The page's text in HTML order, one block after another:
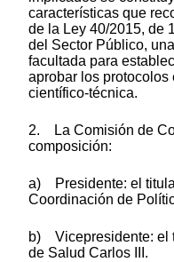
características que
de la Ley 40/2015, de
del Sector Público,
facultada para
aprobar los
científico-técnica.
2. La Comisión de
composición:
a) Presidente: el
Coordinación de
b) Vicepresidente: el
de Salud Carlos III.